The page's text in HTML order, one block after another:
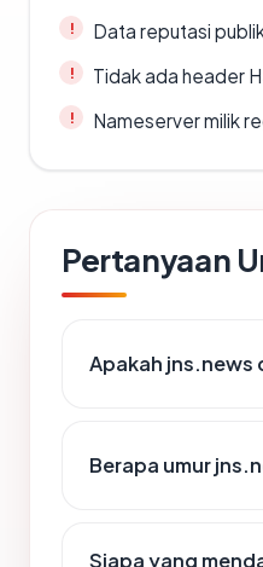
Data reputasi
Tidak ada header
Nameserver milik
Pertanyaan
Apakah jns.news
Berapa umur
Siapa yang